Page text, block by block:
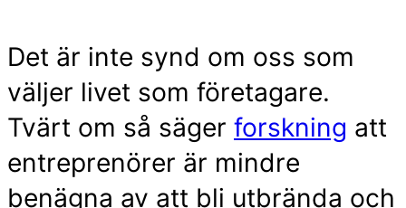
Det är inte synd om oss som
väljer livet som företagare.
Tvärt om så säger forskning att
entreprenörer är mindre
benägna av att bli utbrända och